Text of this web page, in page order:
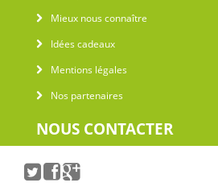
Mieux nous connaître
Idées cadeaux
Mentions légales
Nos partenaires
NOUS CONTACTER